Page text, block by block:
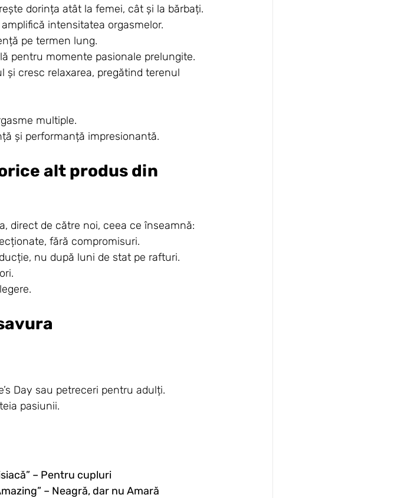
dorința atât la femei, cât și la bărbați.
intensitatea orgasmelor.
pe termen lung.
pentru momente pasionale prelungite.
și cresc relaxarea, pregătind terenul
multiple.
și performanță impresionantă.
alt produs din
direct de către noi, ceea ce înseamnă:
fără compromisuri.
nu după luni de stat pe rafturi.
Day sau petreceri pentru adulți.
pasiunii.
– Pentru cupluri
– Neagră, dar nu Amară